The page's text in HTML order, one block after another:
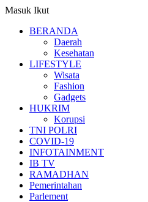
Masuk Ikut
BERANDA
Daerah
Kesehatan
LIFESTYLE
Wisata
Fashion
Gadgets
HUKRIM
Korupsi
TNI POLRI
COVID-19
INFOTAINMENT
IB TV
RAMADHAN
Pemerintahan
Parlement